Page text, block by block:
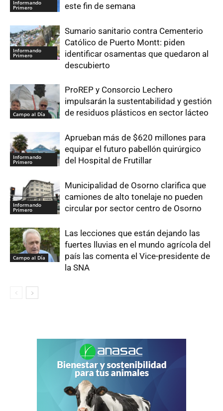
Informando
Primero este fin de semana
Informando
Primero
Sumario sanitario contra Cementerio
Católico de Puerto Montt: piden
identificar osamentas que quedaron al
descubierto
Campo al Día
ProREP y Consorcio Lechero
impulsarán la sustentabilidad y gestión
de residuos plásticos en sector lácteo
Informando
Primero
Aprueban más de $620 millones para
equipar el futuro pabellón quirúrgico
del Hospital de Frutillar
Informando
Primero
Municipalidad de Osorno clarifica que
camiones de alto tonelaje no pueden
circular por sector centro de Osorno
Campo al Día
Las lecciones que están dejando las
fuertes lluvias en el mundo agrícola del
país las comenta el Vice-presidente de
la SNA